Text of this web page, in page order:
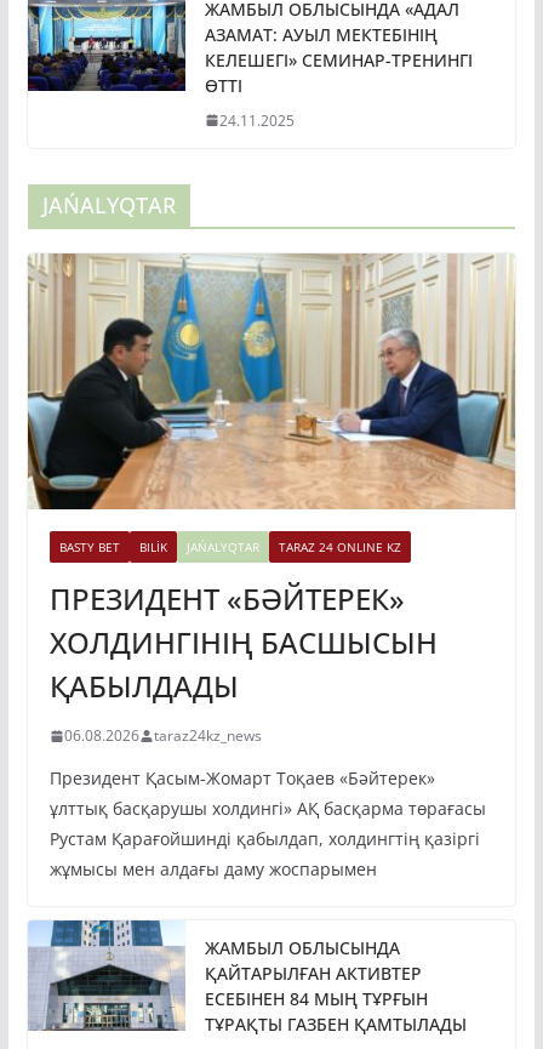
ЖАМБЫЛ ОБЛЫСЫНДА «АДАЛ
АЗАМАТ: АУЫЛ МЕКТЕБІНІҢ
КЕЛЕШЕГІ» СЕМИНАР-ТРЕНИНГІ
ӨТТІ
24.11.2025
JAŃALYQTAR
BASTY BET BILİK JAŃALYQTAR TARAZ 24 ONLINE KZ
ПРЕЗИДЕНТ «БӘЙТЕРЕК»
ХОЛДИНГІНІҢ БАСШЫСЫН
ҚАБЫЛДАДЫ
06.08.2026 taraz24kz_news
Президент Қасым-Жомарт Тоқаев «Бәйтерек»
ұлттық басқарушы холдингі» АҚ басқарма төрағасы
Рустам Қарағойшинді қабылдап, холдингтің қазіргі
жұмысы мен алдағы даму жоспарымен
ЖАМБЫЛ ОБЛЫСЫНДА
ҚАЙТАРЫЛҒАН АКТИВТЕР
ЕСЕБІНЕН 84 МЫҢ ТҰРҒЫН
ТҰРАҚТЫ ГАЗБЕН ҚАМТЫЛАДЫ